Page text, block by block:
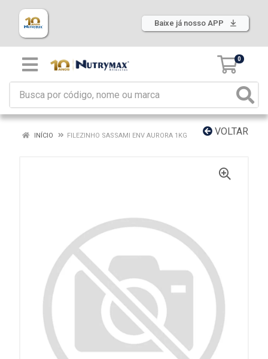
Baixe já nosso APP
0
VOLTAR
INÍCIO FILEZINHO SASSAMI ENV AURORA 1KG